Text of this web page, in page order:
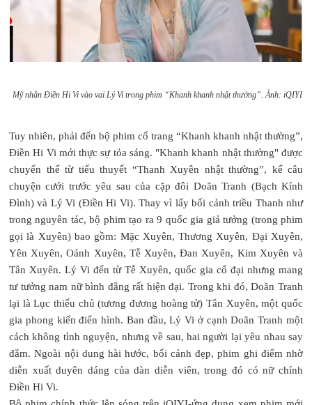
Mỹ nhân Điền Hi Vi vào vai Lý Vi trong phim “Khanh khanh nhật thường”. Ảnh: iQIYI
Tuy nhiên, phải đến bộ phim cổ trang “Khanh khanh nhật thường”,
Điền Hi Vi mới thực sự tỏa sáng. "Khanh khanh nhật thường" được
chuyển thể từ tiểu thuyết “Thanh Xuyên nhật thường”, kể câu
chuyện cưới trước yêu sau của cặp đôi Doãn Tranh (Bạch Kính
Đình) và Lý Vi (Điền Hi Vi). Thay vì lấy bối cảnh triều Thanh như
trong nguyên tác, bộ phim tạo ra 9 quốc gia giả tưởng (trong phim
gọi là Xuyên) bao gồm: Mặc Xuyên, Thương Xuyên, Đại Xuyên,
Yên Xuyên, Oánh Xuyên, Tễ Xuyên, Đan Xuyên, Kim Xuyên và
Tân Xuyên. Lý Vi đến từ Tễ Xuyên, quốc gia cổ đại nhưng mang
tư tưởng nam nữ bình đẳng rất hiện đại. Trong khi đó, Doãn Tranh
lại là Lục thiếu chủ (tương đương hoàng tử) Tân Xuyên, một quốc
gia phong kiến điển hình. Ban đầu, Lý Vi ở cạnh Doãn Tranh một
cách không tình nguyện, nhưng về sau, hai người lại yêu nhau say
đắm. Ngoài nội dung hài hước, bối cảnh đẹp, phim ghi điểm nhờ
diễn xuất duyên dáng của dàn diễn viên, trong đó có nữ chính
Điền Hi Vi.